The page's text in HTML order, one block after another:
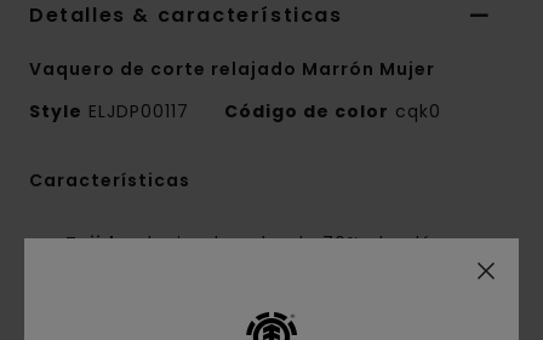
Detalles & características
Vaquero de corte relajado Marrón Mujer
Style ELJDP00117 Código de color cqk0
Características
Tejido:denim de color de 70% algodón con